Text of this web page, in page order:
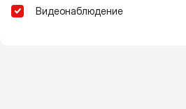
Видеонаблюдение